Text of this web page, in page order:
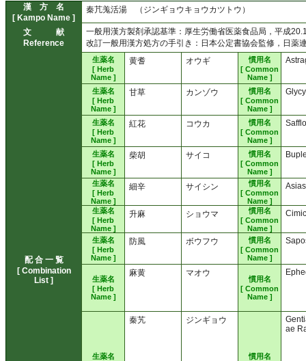
漢 方 名
[ Kampo Name ]
秦芁羗活湯 （ジンギョウキョウカツトウ）
文 献
Reference
一般用漢方製剤承認基準：厚生労働省医薬食品局，平成
改訂一般用漢方処方の手引き：日本公定書協会監修，日薬
配 合 一 覧
[ Combination
List ]
生薬名
[ Herb
Name ]
黄耆 オウギ
慣用名
[ Common
Name ]
生薬名
[ Herb
Name ]
甘草 カンゾウ
慣用名
[ Common
Name ]
生薬名
[ Herb
Name ]
紅花 コウカ
慣用名
[ Common
Name ]
生薬名
[ Herb
Name ]
柴胡 サイコ
慣用名
[ Common
Name ]
生薬名
[ Herb
Name ]
細辛 サイシン
慣用名
[ Common
Name ]
生薬名
[ Herb
Name ]
升麻 ショウマ
慣用名
[ Common
Name ]
生薬名
[ Herb
Name ]
防風 ボウフウ
慣用名
[ Common
Name ]
生薬名
[ Herb
Name ]
麻黄 マオウ
慣用名
[ Common
Name ]
生薬名
秦艽 ジンギョウ
慣用名
ae